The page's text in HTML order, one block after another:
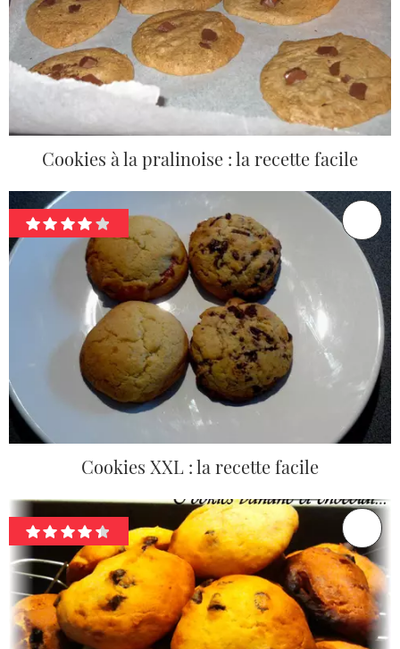
Cookies à la pralinoise : la recette facile
Cookies XXL : la recette facile